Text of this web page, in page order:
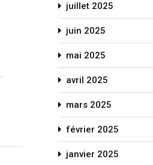
juillet 2025
juin 2025
mai 2025
avril 2025
mars 2025
février 2025
janvier 2025